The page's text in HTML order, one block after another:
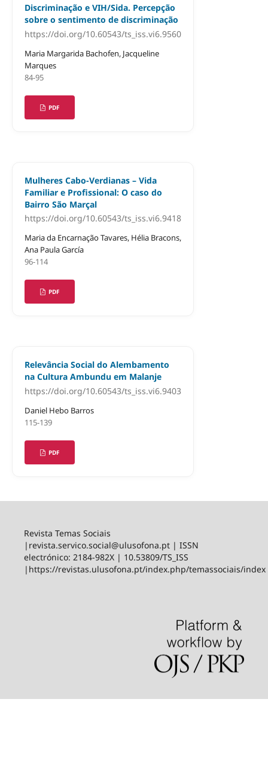
Discriminação e VIH/Sida. Percepção
sobre o sentimento de discriminação
https://doi.org/10.60543/ts_iss.vi6.9560
Maria Margarida Bachofen, Jacqueline
Marques
84-95
PDF
Mulheres Cabo-Verdianas – Vida
Familiar e Profissional: O caso do
Bairro São Marçal
https://doi.org/10.60543/ts_iss.vi6.9418
Maria da Encarnação Tavares, Hélia Bracons,
Ana Paula García
96-114
PDF
Relevância Social do Alembamento
na Cultura Ambundu em Malanje
https://doi.org/10.60543/ts_iss.vi6.9403
Daniel Hebo Barros
115-139
PDF
Revista Temas Sociais
|revista.servico.social@ulusofona.pt | ISSN
electrónico: 2184-982X | 10.53809/TS_ISS
|https://revistas.ulusofona.pt/index.php/temassociais/index